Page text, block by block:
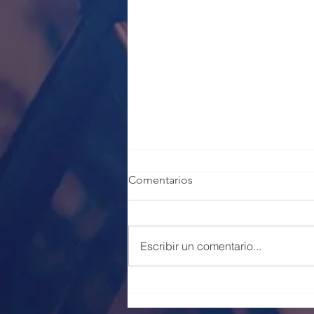
Comentarios
Escribir un comentario...